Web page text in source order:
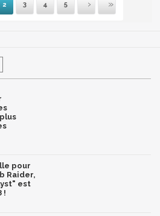
2 3 4 5
Suivante
Dernière
pour
Raider,
est
!